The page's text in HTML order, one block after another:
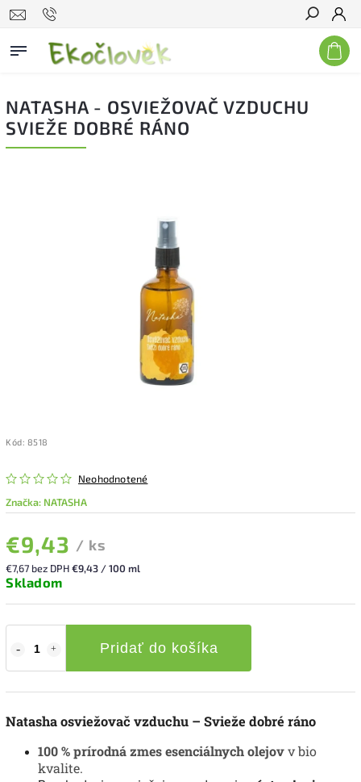
Hľadať
NATASHA - OSVIEŽOVAČ VZDUCHU
SVIEŽE DOBRÉ RÁNO
Kód: 8518
Neohodnotené
Značka: NATASHA
€9,43 / ks
€7,67 bez DPH€9,43 / 100 ml
Skladom
Pridať do košíka
Natasha osviežovač vzduchu – Svieže dobré ráno
100 % prírodná zmes esenciálnych olejovv bio
kvalite.